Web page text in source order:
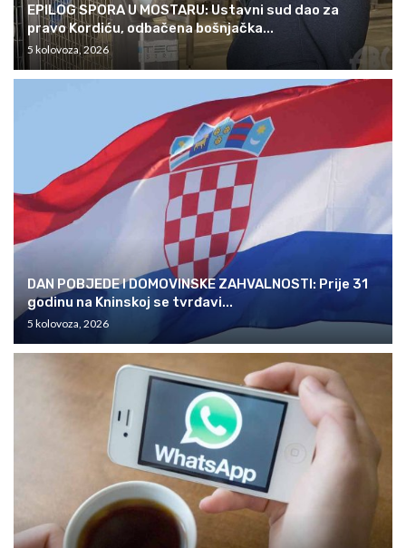
EPILOG SPORA U MOSTARU: Ustavni sud dao za
pravo Kordiću, odbačena bošnjačka...
5 kolovoza, 2026
DAN POBJEDE I DOMOVINSKE ZAHVALNOSTI: Prije 31
godinu na Kninskoj se tvrđavi...
5 kolovoza, 2026